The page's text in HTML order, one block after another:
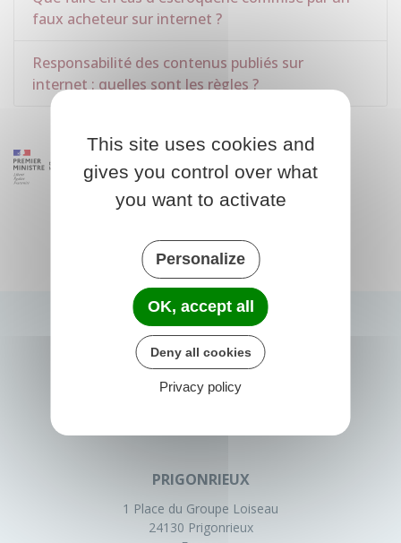
faux acheteur sur internet ?
Responsabilité des contenus publiés sur
internet : quelles sont les règles ?
PRIGONRIEUX
1 Place du Groupe Loiseau
24130 Prigonrieux
This site uses cookies and
gives you control over what
you want to activate
Personalize
OK, accept all
Deny all cookies
Privacy policy